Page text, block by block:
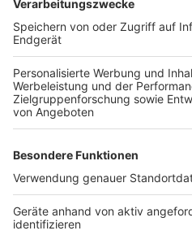
Vorfall betroffen.Die
eines möglichen Verstoßes
Weitere Themen von
Bedburg: Ursache für
offen